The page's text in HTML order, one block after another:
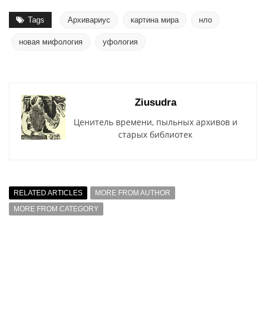
Tags Архивариус картина мира нло
новая мифология уфология
Ziusudra
Ценитель времени, пыльных архивов и
старых библиотек
RELATED ARTICLES
MORE FROM AUTHOR
MORE FROM CATEGORY